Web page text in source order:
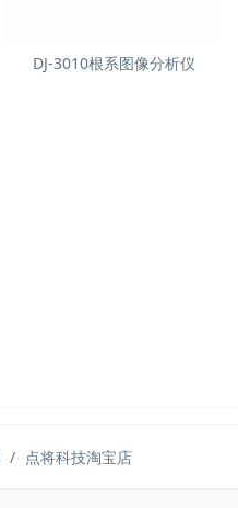
DJ-3010根系图像分析仪
点将科技淘宝店